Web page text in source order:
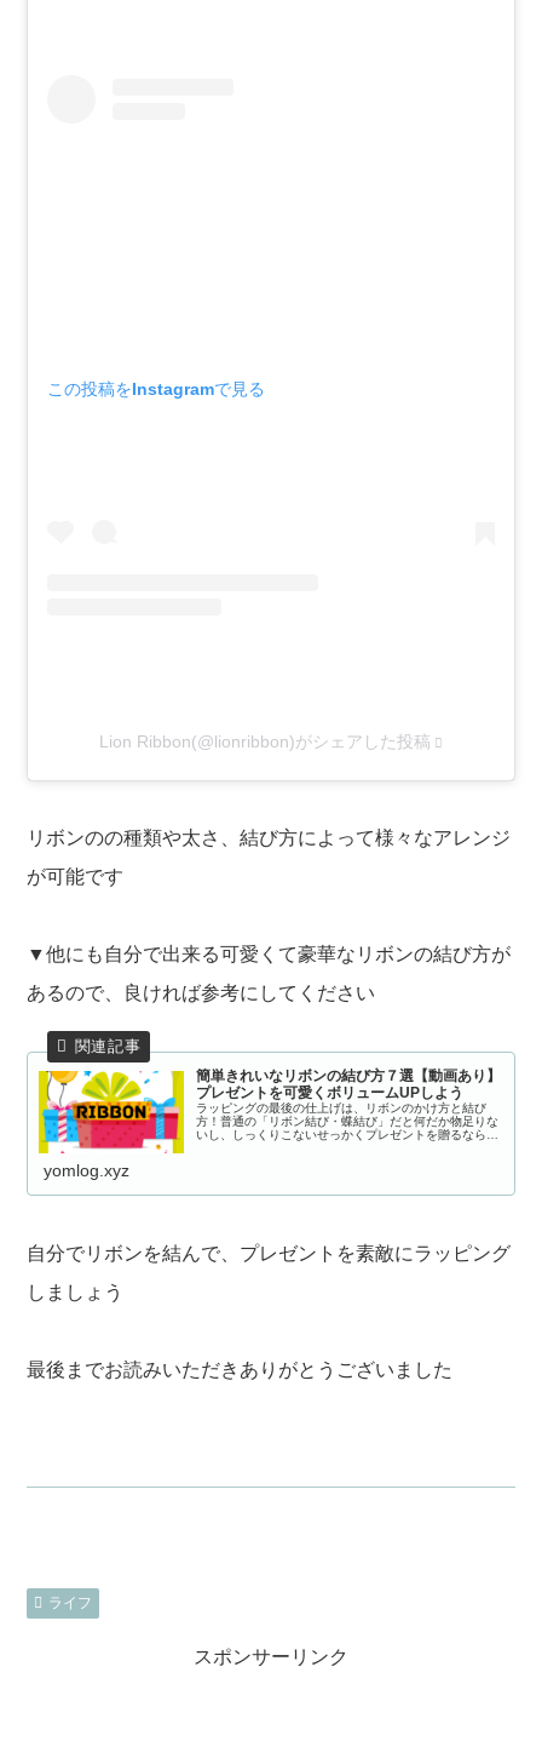
この投稿をInstagramで見る
Lion Ribbon(@lionribbon)がシェアした投稿
リボンのの種類や太さ、結び方によって様々なアレンジ
が可能です
▼他にも自分で出来る可愛くて豪華なリボンの結び方が
あるので、良ければ参考にしてください
簡単きれいなリボンの結び方７選【動画あり】
プレゼントを可愛くボリュームUPしよう
ラッピングの最後の仕上げは、リボンのかけ方と結び
方！普通の「リボン結び・蝶結び」だと何だか物足りな
いし、しっくりこないせっかくプレゼントを贈るなら、
yomlog.xyz
自分でリボンを結んで、プレゼントを素敵にラッピング
しましょう
最後までお読みいただきありがとうございました
ライフ
スポンサーリンク